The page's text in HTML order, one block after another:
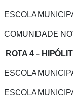
ESCOLA
COMUNIDADE
ROTA 4 –
ESCOLA
ESCOLA